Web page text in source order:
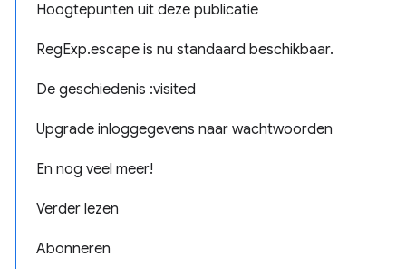
Hoogtepunten uit deze publicatie
RegExp.escape is nu standaard beschikbaar.
De geschiedenis :visited
Upgrade inloggegevens naar wachtwoorden
En nog veel meer!
Verder lezen
Abonneren